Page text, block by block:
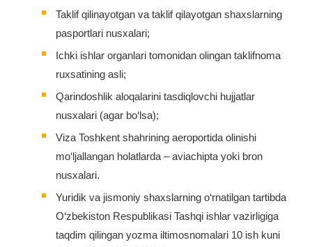
Taklif qilinayotgan va taklif qilayotgan shaxslarning
pasportlari nusxalari;
Ichki ishlar organlari tomonidan olingan taklifnoma
ruxsatining asli;
Qarindoshlik aloqalarini tasdiqlovchi hujjatlar
nusxalari (agar bo‘lsa);
Viza Toshkent shahrining aeroportida olinishi
mo‘ljallangan holatlarda – aviachipta yoki bron
nusxalari.
Yuridik va jismoniy shaxslarning o‘rnatilgan tartibda
O‘zbekiston Respublikasi Tashqi ishlar vazirligiga
taqdim qilingan yozma iltimosnomalari 10 ish kuni